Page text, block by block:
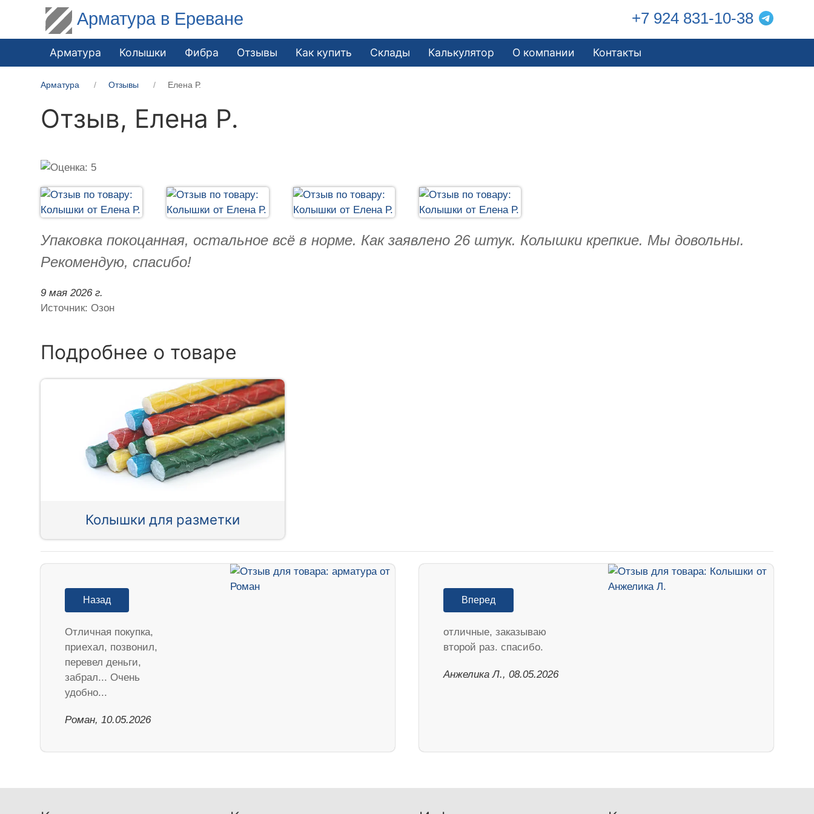
Арматура в Ереване +7 924 831-10-38
Арматура Колышки Фибра Отзывы Как купить Склады Калькулятор О компании Контакты
Арматура Отзывы Елена Р.
Отзыв, Елена Р.
Упаковка покоцанная, остальное всё в норме. Как заявлено 26 штук. Колышки крепкие. Мы довольны.
Рекомендую, спасибо!
9 мая 2026 г.
Источник: Озон
Подробнее о товаре
Колышки для разметки
Назад
Отличная покупка,
приехал, позвонил,
перевел деньги,
забрал... Очень
удобно...
Роман, 10.05.2026
Вперед
отличные, заказываю
второй раз. спасибо.
Анжелика Л., 08.05.2026